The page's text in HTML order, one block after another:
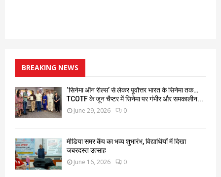
BREAKING NEWS
‘सिनेमा ऑन रील्स’ से लेकर पूर्वोत्तर भारत के सिनेमा तक…
TCOTF के जून चैप्टर में सिनेमा पर गंभीर और समकालीन...
June 29, 2026 0
मीडिया समर कैंप का भव्य शुभारंभ, विद्यार्थियों में दिखा
जबरदस्त उत्साह
June 16, 2026 0